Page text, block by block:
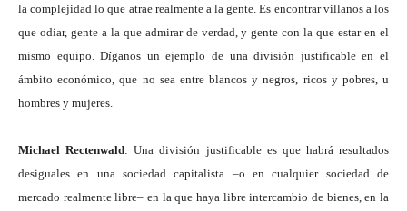
la complejidad lo que atrae realmente a la gente. Es encontrar villanos a los
que odiar, gente a la que admirar de verdad, y gente con la que estar en el
mismo equipo. Díganos un ejemplo de una división justificable en el
ámbito económico, que no sea entre blancos y negros, ricos y pobres, u
hombres y mujeres.
Michael Rectenwald: Una división justificable es que habrá resultados
desiguales en una sociedad capitalista –o en cualquier sociedad de
mercado realmente libre– en la que haya libre intercambio de bienes, en la